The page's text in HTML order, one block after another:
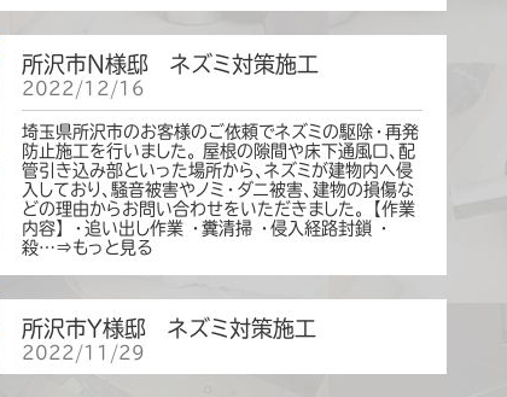
所沢市N様邸 ネズミ対策施工
2022/12/16
埼玉県所沢市のお客様のご依頼でネズミの駆除・再発
防止施工を行いました。 屋根の隙間や床下通風口、配
管引き込み部といった場所から、ネズミが建物内へ侵
入しており、騒音被害やノミ・ダニ被害、建物の損傷な
どの理由からお問い合わせをいただきました。 【作業
内容】 ・追い出し作業 ・糞清掃 ・侵入経路封鎖 ・
殺…⇒もっと見る
所沢市Y様邸 ネズミ対策施工
2022/11/29